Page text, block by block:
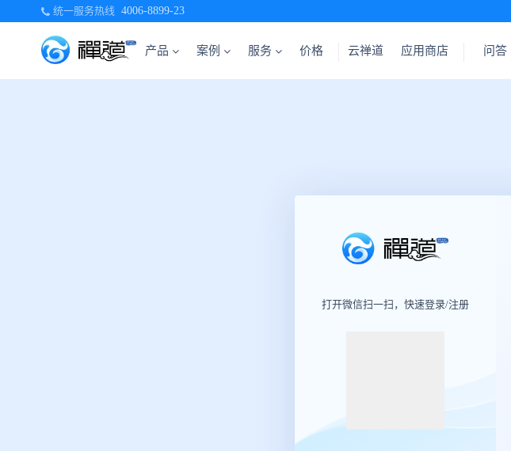
统一服务热线 4006-8899-23
产品 案例 服务 价格 云禅道 应用商店 问答
打开微信扫一扫，快速登录/注册